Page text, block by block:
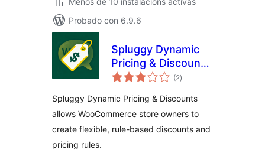
Probado con 6.9.6
Spluggy Dynamic
Pricing & Discounts
for WooCommerce
(2valoracións
totais
)
Spluggy Dynamic Pricing & Discounts
allows WooCommerce store owners to
create flexible, rule-based discounts and
pricing rules.